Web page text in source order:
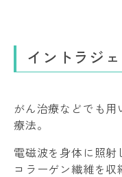
イントラジ
がん治療などでも
療法。
電磁波を身体に照
コラーゲン繊維を